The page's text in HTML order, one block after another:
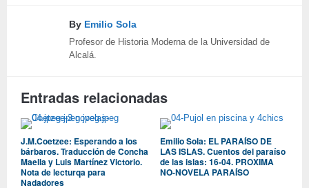
By Emilio Sola
Profesor de Historia Moderna de la Universidad de
Alcalá.
Entradas relacionadas
J.M.Coetzee: Esperando a los
bárbaros. Traducción de Concha
Maella y Luis Martínez Victorio.
Nota de lecturqa para
Nadadores
Emilio Sola: EL PARAÍSO DE
LAS ISLAS. Cuentos del paraíso
de las islas: 16-04. PROXIMA
NO-NOVELA PARAÍSO